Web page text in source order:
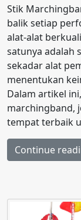
Stik
balik setiap
alat-alat
satunya adalah
sekadar alat
menentukan
Dalam artikel
marchingband,
tempat terbaik
Continue